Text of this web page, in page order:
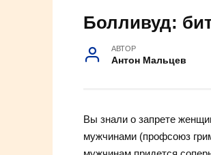
Болливуд:
АВТОР
Антон Мальцев
Вы знали о запрете
мужчинами (профсоюз